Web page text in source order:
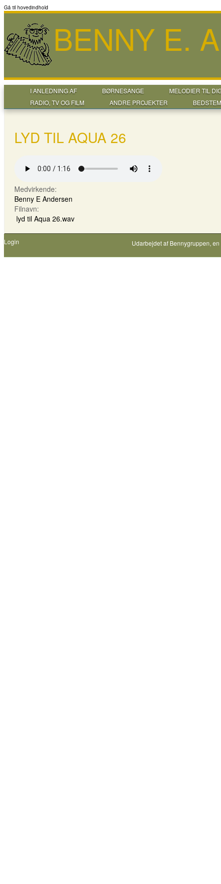
Gå til hovedindhold
BENNY E.
I ANLEDNING AF BØRNESANGE
MELODIER TIL
RADIO, TV OG FILM
ANDRE PROJEKTER
LYD TIL AQUA 26
Medvirkende:
Benny E Andersen
Filnavn:
lyd til Aqua 26.wav
Login Udarbejdet af Bennygruppen,